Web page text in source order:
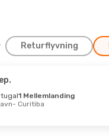
Returflyvning
1 Mellemlanding
- Curitiba